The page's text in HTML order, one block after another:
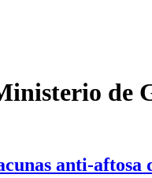
de
anti-aftosa